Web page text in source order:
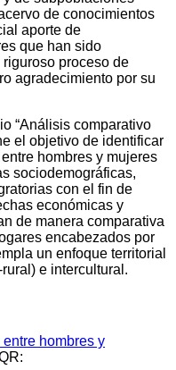
y difusión de la
de Población y
de Estadística
comparativo entre
forma parte de una serie
una diversidad de temas
al máximo la
de la desagregación
de subpoblaciones
de conocimientos
aporte de
que han sido
proceso de
agradecimiento por su
“Análisis comparativo
el objetivo de identificar
hombres y mujeres
sociodemográficas,
con el fin de
económicas y
de manera comparativa